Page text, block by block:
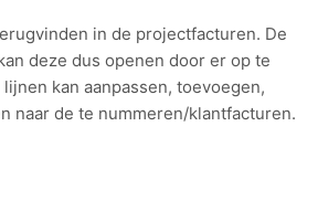
in de projectfacturen. De
deze dus openen door er op te
kan aanpassen, toevoegen,
naar de te nummeren/klantfacturen.